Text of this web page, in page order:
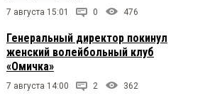
7 августа 15:01 0 476
Генеральный директор покинул
женский волейбольный клуб
«Омичка»
7 августа 14:00 2 362